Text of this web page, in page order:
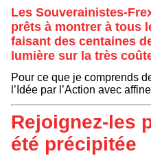
Les Souverainistes-
prêts à montrer à tous
faisant des centaines
lumière sur la très
Pour ce que je comprends
l’Idée par l’Action avec
Rejoignez-les
été précipitée